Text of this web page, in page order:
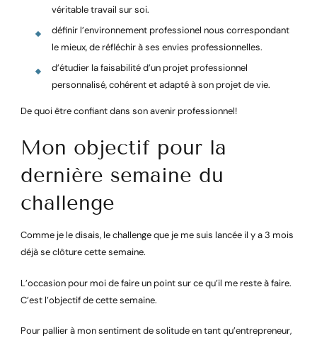
véritable travail sur soi.
définir l’environnement professionel nous correspondant
le mieux, de réfléchir à ses envies professionnelles.
d’étudier la faisabilité d’un projet professionnel
personnalisé, cohérent et adapté à son projet de vie.
De quoi être confiant dans son avenir professionnel!
Mon objectif pour la
dernière semaine du
challenge
Comme je le disais, le challenge que je me suis lancée il y a 3 mois
déjà se clôture cette semaine.
L’occasion pour moi de faire un point sur ce qu’il me reste à faire.
C’est l’objectif de cette semaine.
Pour pallier à mon sentiment de solitude en tant qu’entrepreneur,